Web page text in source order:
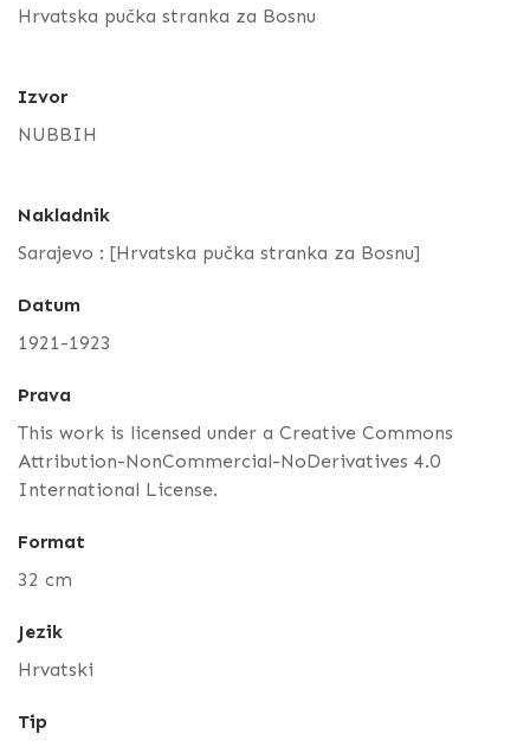
Hrvatska pučka stranka za Bosnu
Izvor
NUBBIH
Nakladnik
Sarajevo : [Hrvatska pučka stranka za Bosnu]
Datum
1921-1923
Prava
This work is licensed under a Creative Commons
Attribution-NonCommercial-NoDerivatives 4.0
International License.
Format
32 cm
Jezik
Hrvatski
Tip